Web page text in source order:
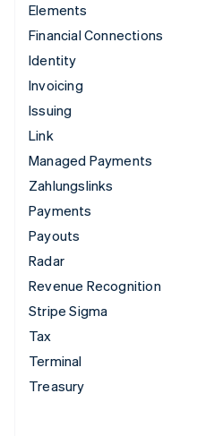
Elements
Financial Connections
Identity
Invoicing
Issuing
Link
Managed Payments
Zahlungslinks
Payments
Payouts
Radar
Revenue Recognition
Stripe Sigma
Tax
Terminal
Treasury